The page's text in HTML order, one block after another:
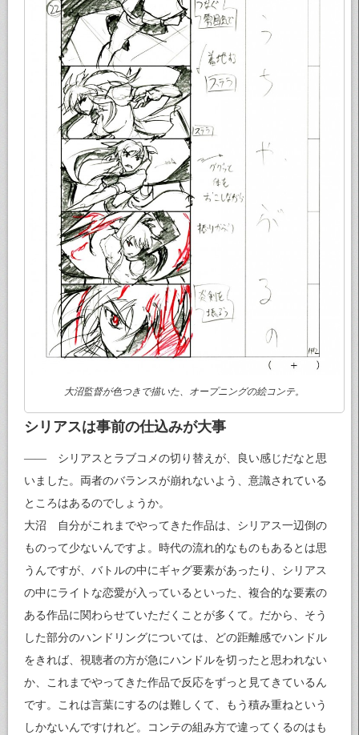
大沼監督が色つきで描いた、オープニングの絵コンテ。
シリアスは事前の仕込みが大事
—— シリアスとラブコメの切り替えが、良い感じだなと思
いました。両者のバランスが崩れないよう、意識されている
ところはあるのでしょうか。
大沼 自分がこれまでやってきた作品は、シリアス一辺倒の
ものって少ないんですよ。時代の流れ的なものもあるとは思
うんですが、バトルの中にギャグ要素があったり、シリアス
の中にライトな恋愛が入っているといった、複合的な要素の
ある作品に関わらせていただくことが多くて。だから、そう
した部分のハンドリングについては、どの距離感でハンドル
をきれば、視聴者の方が急にハンドルを切ったと思われない
か、これまでやってきた作品で反応をずっと見てきているん
です。これは言葉にするのは難しくて、もう積み重ねという
しかないんですけれど。コンテの組み方で違ってくるのはも